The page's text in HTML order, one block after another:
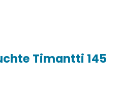
Timantti 145